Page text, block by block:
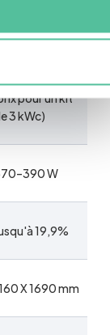
pour un kit
3 kWc)
W
19,9%
X 1690 mm